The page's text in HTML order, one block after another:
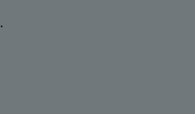
.